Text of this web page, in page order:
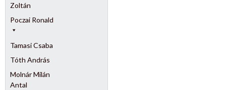
Zoltán
Poczai Ronald
Tamasi Csaba
Tóth András
Molnár Milán
Antal